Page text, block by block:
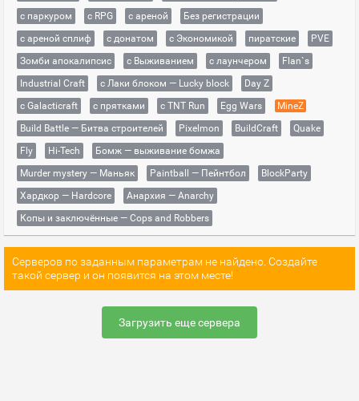
с паркуром
с RPG с ареной
Без регистрации
с ареной сплиф
с донатом с Экономикой пиратские
PVE
Зомби апокалипсис
с Выживанием с лаунчером
Flan`s
Industrial Craft
с Лаки блоком — Lucky block
Day Z
с Galacticraft
с прятками с TNT Run Egg Wars
MineZ
Build Battle — Битва строителей
Pixelmon BuildCraft
Quake
Fly
Hi-Tech
Бомж — выживание бомжа
Murder mystery — Маньяк
Paintball — Пейнтбол
BlockParty
Хардкор — Hardcore
Анархия — Anarchy
Копы и заключённые — Cops and Robbers
Серверов по заданным параметрам не найдено. Создайте
такой сервер и он появится на этом месте!
Загрузить еще сервера